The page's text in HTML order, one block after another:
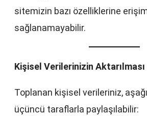
sitemizin bazı özelliklerine
sağlanamayabilir.
Kişisel Verilerinizin Aktarılması
Toplanan kişisel verileriniz,
üçüncü taraflarla paylaşılabilir: